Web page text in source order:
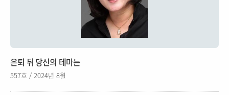
은퇴 뒤 당신의 테마는
557호 / 2024년 8월